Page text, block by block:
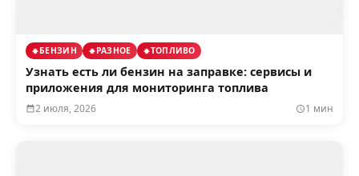
БЕНЗИН РАЗНОЕ ТОПЛИВО
Узнать есть ли бензин на заправке: сервисы и
приложения для мониторинга топлива
2 июля, 2026 1 мин